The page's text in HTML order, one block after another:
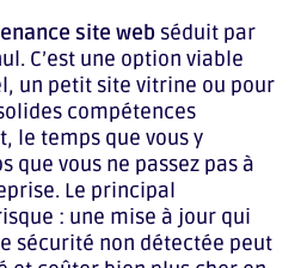
site web séduit par
C’est une option viable
un petit site vitrine ou pour
compétences
le temps que vous y
que vous ne passez pas à
Le principal
: une mise à jour qui
sécurité non détectée peut